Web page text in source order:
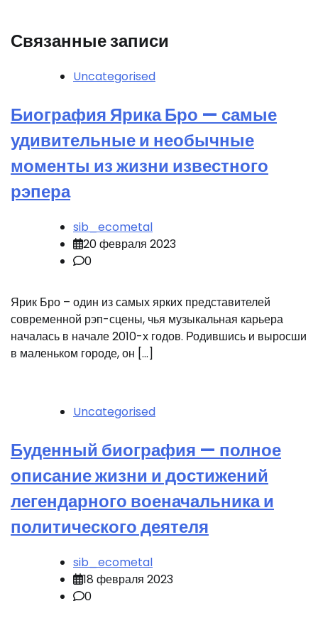
Связанные записи
Uncategorised
Биография Ярика Бро — самые
удивительные и необычные
моменты из жизни известного
рэпера
sib_ecometal
20 февраля 2023
0
Ярик Бро – один из самых ярких представителей
современной рэп-сцены, чья музыкальная карьера
началась в начале 2010-х годов. Родившись и выросши
в маленьком городе, он […]
Uncategorised
Буденный биография — полное
описание жизни и достижений
легендарного военачальника и
политического деятеля
sib_ecometal
18 февраля 2023
0